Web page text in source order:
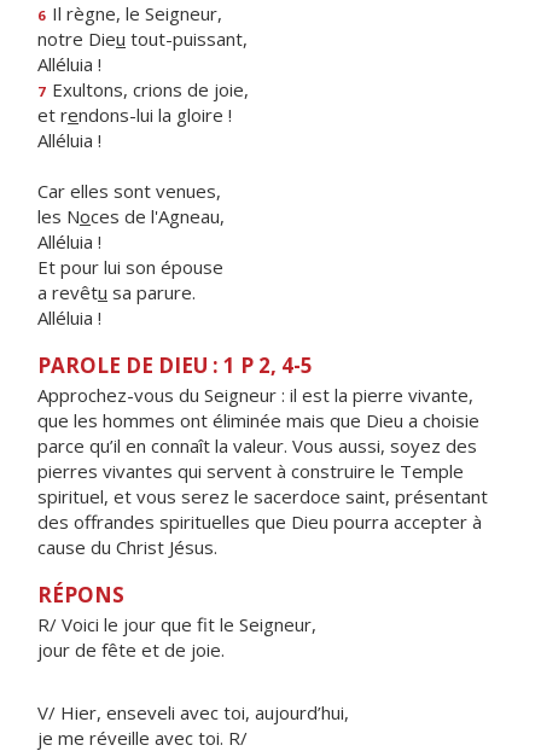
6 Il règne, le Seigneur,
notre Dieu tout-puissant,
Alléluia !
7 Exultons, crions de joie,
et rendons-lui la gloire !
Alléluia !
Car elles sont venues,
les Noces de l'Agneau,
Alléluia !
Et pour lui son épouse
a revêtu sa parure.
Alléluia !
PAROLE DE DIEU : 1 P 2, 4-5
Approchez-vous du Seigneur : il est la pierre vivante,
que les hommes ont éliminée mais que Dieu a choisie
parce qu’il en connaît la valeur. Vous aussi, soyez des
pierres vivantes qui servent à construire le Temple
spirituel, et vous serez le sacerdoce saint, présentant
des offrandes spirituelles que Dieu pourra accepter à
cause du Christ Jésus.
RÉPONS
R/ Voici le jour que fit le Seigneur,
jour de fête et de joie.
V/ Hier, enseveli avec toi, aujourd’hui,
je me réveille avec toi. R/